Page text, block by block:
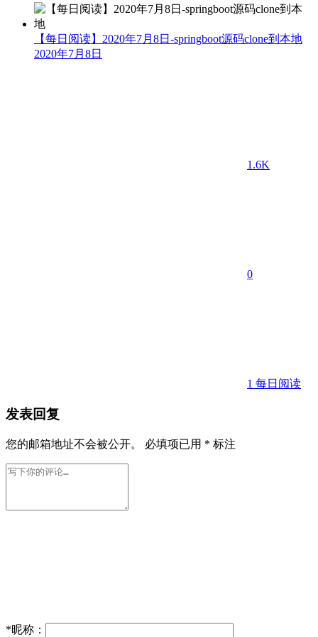
【每日阅读】2020年7月8日-springboot源码clone到本地
2020年7月8日
1.6K
0
1 每日阅读
发表回复
您的邮箱地址不会被公开。 必填项已用 * 标注
*昵称：